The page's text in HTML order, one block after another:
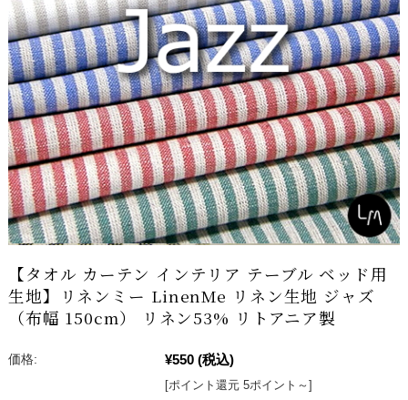
【タオル カーテン インテリア テーブル ベッド用
生地】リネンミー LinenMe リネン生地 ジャズ
（布幅 150cm） リネン53% リトアニア製
価格: ¥550 (税込)
[ポイント還元 5ポイント～]